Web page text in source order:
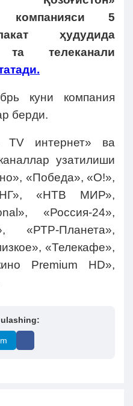
компанияси 5
ҳудудида
телеканали
куни компания
берди.
TV интернет» ва
узатилиши
«Победа», «О!»,
«НТВ МИР»,
«Россия-24»,
«РТР-Планета»,
«Телекафе»,
Premium HD»,